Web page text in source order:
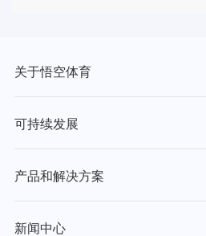
关于悟空体育
可持续发展
产品和解决方案
新闻中心